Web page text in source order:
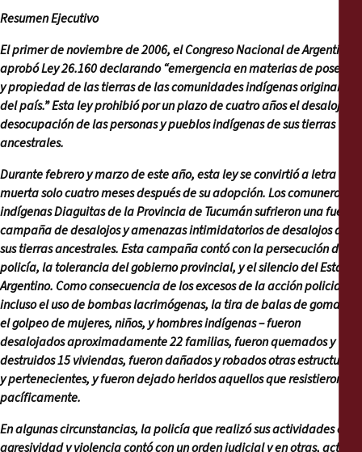
Annual Reports
Resumen Ejecutivo
El primer de noviembre de 2006, el Congreso Nacional de Argentina
aprobó Ley 26.160 declarando “emergencia en materias de posesión
y propiedad de las tierras de las comunidades indígenas originarias
del país.” Esta ley prohibió por un plazo de cuatro años el desalojo o
desocupación de las personas y pueblos indígenas de sus tierras
ancestrales.
Durante febrero y marzo de este año, esta ley se convirtió a letra
muerta solo cuatro meses después de su adopción. Los comuneros
indígenas Diaguitas de la Provincia de Tucumán sufrieron una fuerte
campaña de desalojos y amenazas intimidatorios de desalojos de
sus tierras ancestrales. Esta campaña contó con la persecución de la
policía, la tolerancia del gobierno provincial, y el silencio del Estado
Argentino. Como consecuencia de los excesos de la acción policial –
incluso el uso de bombas lacrimógenas, la tira de balas de goma, y
el golpeo de mujeres, niños, y hombres indígenas – fueron
desalojados aproximadamente 22 familias, fueron quemados y
destruidos 15 viviendas, fueron dañados y robados otras estructuras
y pertenecientes, y fueron dejado heridos aquellos que resistieron
pacíficamente.
En algunas circunstancias, la policía que realizó sus actividades con
agresividad y violencia contó con un orden judicial y en otras, actuó